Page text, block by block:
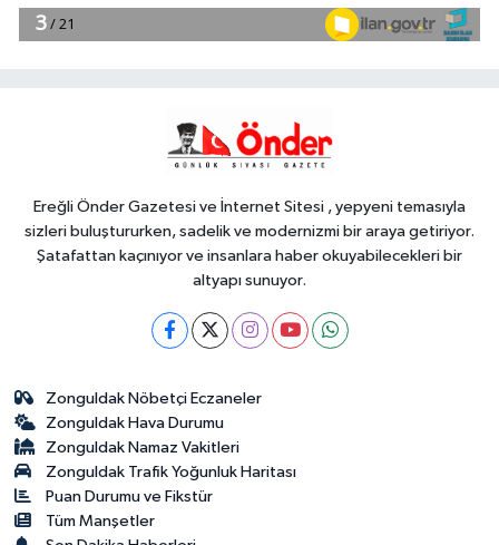
15:06 ACI HABER GELDİ
Ereğli Önder Gazetesi ve İnternet Sitesi , yepyeni temasıyla
sizleri buluştururken, sadelik ve modernizmi bir araya getiriyor.
Şatafattan kaçınıyor ve insanlara haber okuyabilecekleri bir
altyapı sunuyor.
Zonguldak Nöbetçi Eczaneler
Zonguldak Hava Durumu
Zonguldak Namaz Vakitleri
Zonguldak Trafik Yoğunluk Haritası
Puan Durumu ve Fikstür
Tüm Manşetler